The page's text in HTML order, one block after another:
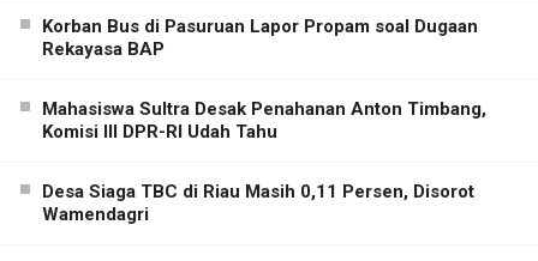
Korban Bus di Pasuruan Lapor Propam soal Dugaan
Rekayasa BAP
Mahasiswa Sultra Desak Penahanan Anton Timbang,
Komisi III DPR-RI Udah Tahu
Desa Siaga TBC di Riau Masih 0,11 Persen, Disorot
Wamendagri